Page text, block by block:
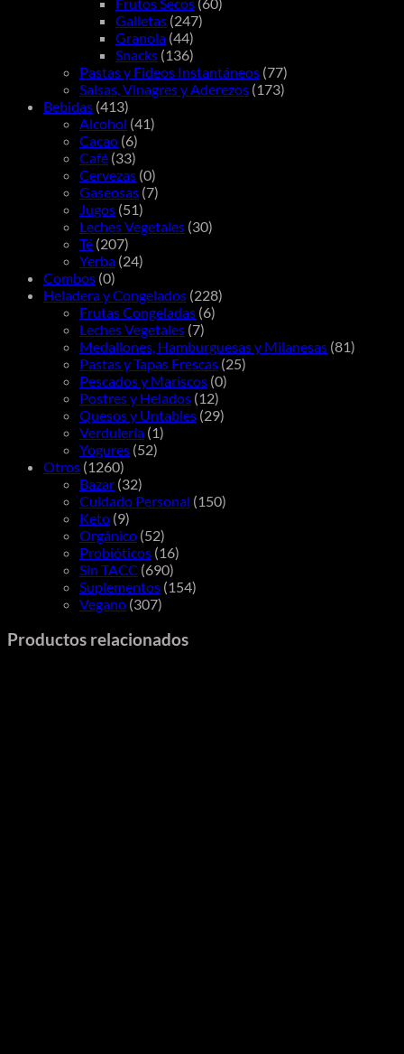
Galletas (247)
Granola (44)
Snacks (136)
Pastas y Fideos Instantáneos (77)
Salsas, Vinagres y Aderezos (173)
Bebidas (413)
Alcohol (41)
Cacao (6)
Café (33)
Cervezas (0)
Gaseosas (7)
Jugos (51)
Leches Vegetales (30)
Té (207)
Yerba (24)
Combos (0)
Heladera y Congelados (228)
Frutas Congeladas (6)
Leches Vegetales (7)
Medallones, Hamburguesas y Milanesas (81)
Pastas y Tapas Frescas (25)
Pescados y Mariscos (0)
Postres y Helados (12)
Quesos y Untables (29)
Verdulería (1)
Yogures (52)
Otros (1260)
Bazar (32)
Cuidado Personal (150)
Keto (9)
Orgánico (52)
Probióticos (16)
Sin TACC (690)
Suplementos (154)
Vegano (307)
Productos relacionados